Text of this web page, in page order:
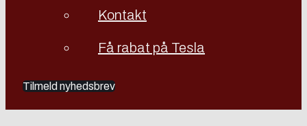
Kontakt
Få rabat på Tesla
Tilmeld nyhedsbrev